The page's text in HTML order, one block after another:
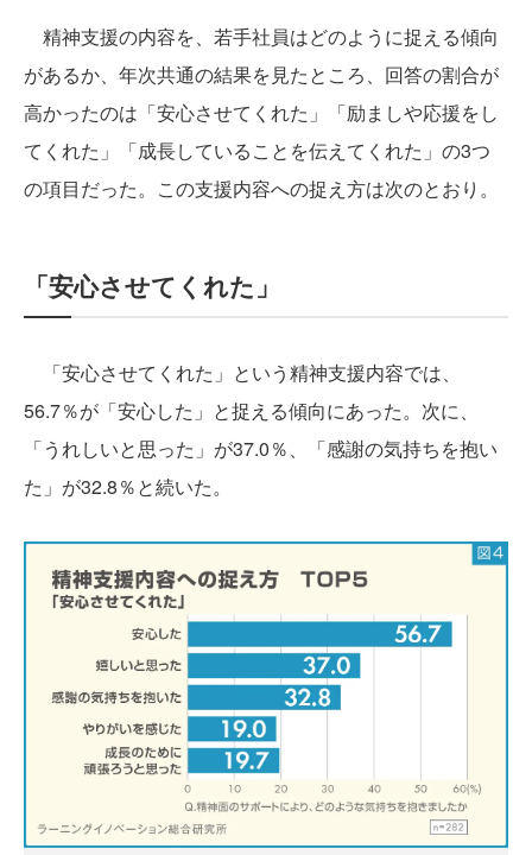
精神支援の内容を、若手社員はどのように捉える傾向
があるか、年次共通の結果を見たところ、回答の割合が
高かったのは「安心させてくれた」「励ましや応援をし
てくれた」「成長していることを伝えてくれた」の3つ
の項目だった。この支援内容への捉え方は次のとおり。
「安心させてくれた」
「安心させてくれた」という精神支援内容では、
56.7％が「安心した」と捉える傾向にあった。次に、
「うれしいと思った」が37.0％、「感謝の気持ちを抱い
た」が32.8％と続いた。